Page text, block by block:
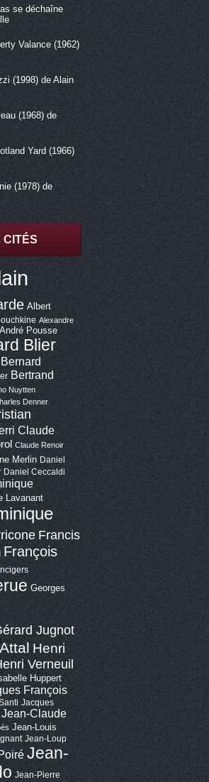
se déchaîne
Valance (1962)
(1998) de Alain
(1968) de
Yard (1966)
(1978) de
CITÉS
Albert
Alexandre
André Pousse
Blier
Bernard
Bertrand
Nuytten
Denner
Claude
Claude Renoir
Merlin Daniel
Daniel Ceccaldi
Lavanant
Francis
François
Georges
Jugnot
Henri
Verneuil
Huppert
François
Jacques
Jean-Claude
Jean-Louis
Jean-Loup
Jean-
Jean-Pierre